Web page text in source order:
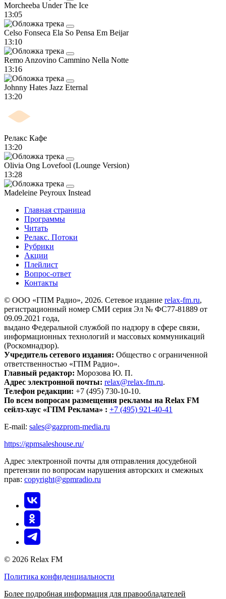
Morcheeba Under The Ice
13:05
Celso Fonseca Ela So Pensa Em Beijar
13:10
Remo Anzovino Cammino Nella Notte
13:16
Johnny Hates Jazz Eternal
13:20
Релакс Кафе
13:20
Olivia Ong Lovefool (Lounge Version)
13:28
Madeleine Peyroux Instead
Главная страница
Программы
Читать
Релакс. Потоки
Рубрики
Акции
Плейлист
Вопрос-ответ
Контакты
© ООО «ГПМ Радио», 2026. Сетевое издание relax-fm.ru,
регистрационный номер СМИ серия Эл № ФС77-81889 от
09.09.2021 года,
выдано Федеральной службой по надзору в сфере связи,
информационных технологий и массовых коммуникаций
(Роскомнадзор).
Учредитель сетевого издания: Общество с ограниченной
ответственностью «ГПМ Радио».
Главный редактор: Морозова Ю. П.
Адрес электронной почты: relax@relax-fm.ru.
Телефон редакции: +7 (495) 730-10-10.
По всем вопросам размещения рекламы на Relax FM
сейлз-хаус «ГПМ Реклама» : +7 (495) 921-40-41
E-mail: sales@gazprom-media.ru
https://gpmsaleshouse.ru/
Адрес электронной почты для отправления досудебной
претензии по вопросам нарушения авторских и смежных
прав: copyright@gpmradio.ru
© 2026 Relax FM
Политика конфиденциальности
Более подробная информация для правообладателей